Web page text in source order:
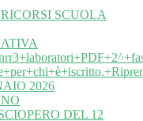
SCUOLA
2026
DEL 12